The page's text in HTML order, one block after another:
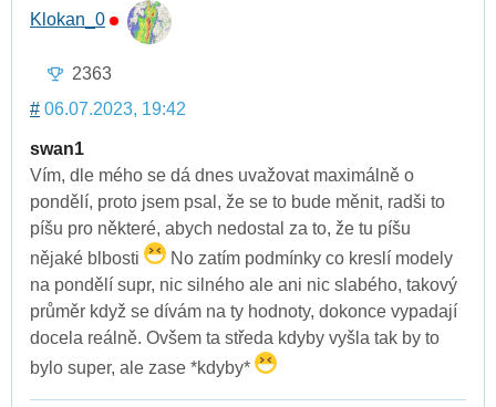
Klokan_0
2363
# 06.07.2023, 19:42
swan1
Vím, dle mého se dá dnes uvažovat maximálně o
pondělí, proto jsem psal, že se to bude měnit, radši to
píšu pro některé, abych nedostal za to, že tu píšu
nějaké blbosti
No zatím podmínky co kreslí modely
na pondělí supr, nic silného ale ani nic slabého, takový
průměr když se dívám na ty hodnoty, dokonce vypadají
docela reálně. Ovšem ta středa kdyby vyšla tak by to
bylo super, ale zase *kdyby*